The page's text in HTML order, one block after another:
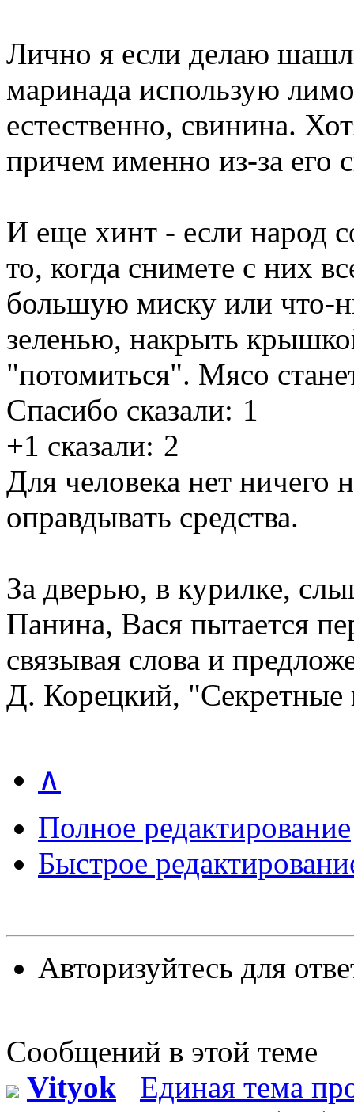
Лично я если делаю
маринада использую
естественно, свинина.
причем именно из-за его
И еще хинт - если народ
то, когда снимете с них
большую миску или что-
зеленью, накрыть
"потомиться". Мясо
Спасибо сказали: 1
+1 сказали: 2
Для человека нет ничего
оправдывать средства.
За дверью, в курилке,
Панина, Вася пытается
связывая слова и
Д. Корецкий, "Секретные
∧
Полное редактирование
Быстрое
Авторизуйтесь для
Сообщений в этой теме
Vityok
Единая тема